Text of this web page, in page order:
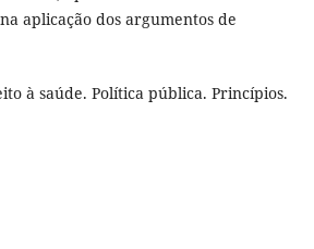
aplicação dos argumentos de
à saúde. Política pública. Princípios.